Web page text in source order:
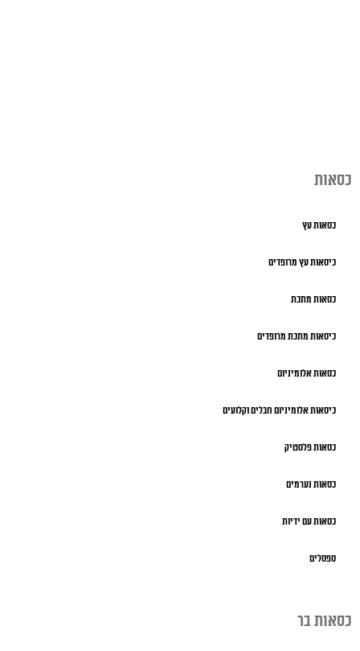
כסאות
כסאות עץ
כיסאות עץ מרופדים
כסאות מתכת
כיסאות מתכת מרופדים
כסאות אלומיניום
כיסאות אלומיניום חבלים וקלועים
כסאות פלסטיק
כסאות נערמים
כסאות עם ידיות
ספסלים
כסאות בר